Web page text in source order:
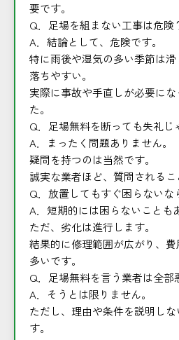
要です。
Q．足場を組まない工事は危険
A．結論として、危険です。
特に雨後や湿気の多い季節は
落ちやすい。
実際に事故や手直しが必要に
た。
Q．足場無料を断っても失礼じ
A．まったく問題ありません。
疑問を持つのは当然です。
誠実な業者ほど、質問されるこ
Q．放置してもすぐ困らないな
A．短期的には困らないことも
ただ、劣化は進行します。
結果的に修理範囲が広がり、
多いです。
Q．足場無料を言う業者は全部
A．そうとは限りません。
ただし、理由や条件を説明し
す。